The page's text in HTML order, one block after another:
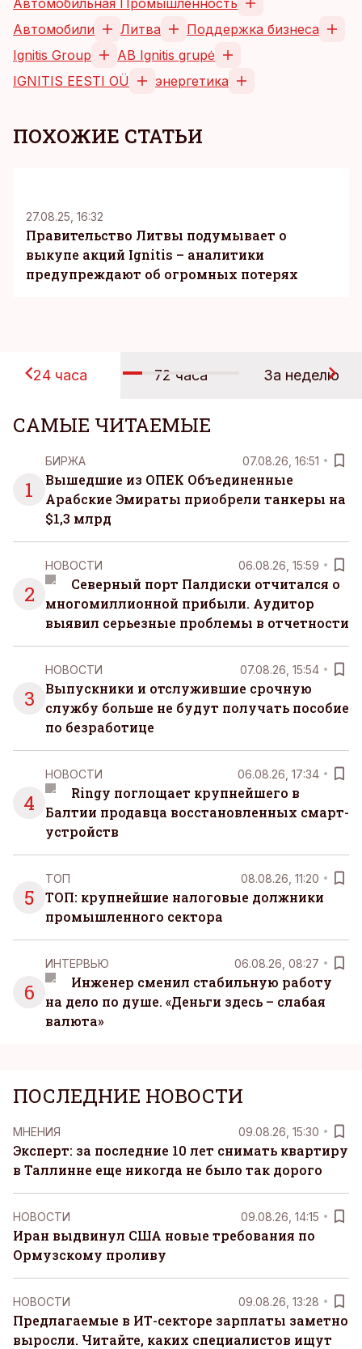
Автомобильная Промышленность
Автомобили
Литва
Поддержка бизнеса
Ignitis Group
AB Ignitis grupė
IGNITIS EESTI OÜ
энергетика
ПОХОЖИЕ СТАТЬИ
27.08.25, 16:32
Правительство Литвы подумывает о
выкупе акций Ignitis – аналитики
предупреждают об огромных потерях
24 часа 72 часа За неделю
САМЫЕ ЧИТАЕМЫЕ
1
БИРЖА 07.08.26, 16:51
Вышедшие из ОПЕК Объединенные
Арабские Эмираты приобрели танкеры на
$1,3 млрд
2
НОВОСТИ 06.08.26, 15:59
Северный порт Палдиски отчитался о
многомиллионной прибыли. Аудитор
выявил серьезные проблемы в отчетности
3
НОВОСТИ 07.08.26, 15:54
Выпускники и отслужившие срочную
службу больше не будут получать пособие
по безработице
4
НОВОСТИ 06.08.26, 17:34
Ringy поглощает крупнейшего в
Балтии продавца восстановленных смарт-
устройств
5
ТОП 08.08.26, 11:20
ТОП: крупнейшие налоговые должники
промышленного сектора
6
ИНТЕРВЬЮ 06.08.26, 08:27
Инженер сменил стабильную работу
на дело по душе. «Деньги здесь – слабая
валюта»
ПОСЛЕДНИЕ НОВОСТИ
MНЕНИЯ 09.08.26, 15:30
Эксперт: за последние 10 лет снимать квартиру
в Таллинне еще никогда не было так дорого
НОВОСТИ 09.08.26, 14:15
Иран выдвинул США новые требования по
Ормузскому проливу
НОВОСТИ 09.08.26, 13:28
Предлагаемые в ИТ-секторе зарплаты заметно
выросли. Читайте, каких специалистов ищут